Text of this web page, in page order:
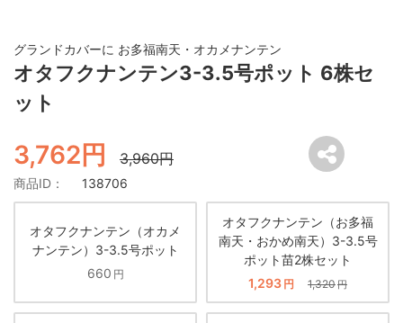
グランドカバーに お多福南天・オカメナンテン
オタフクナンテン3-3.5号ポット 6株セ
ット
3,762円 3,960円
商品ID： 138706
オタフクナンテン（オカメ
ナンテン）3-3.5号ポット
660 円
オタフクナンテン（お多福
南天・おかめ南天）3-3.5号
ポット苗2株セット
1,293 円 1,320円